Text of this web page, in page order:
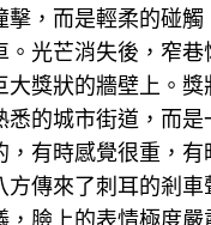
，而是輕柔的碰
光芒消失後，窄
獎狀的牆壁上。
的城市街道，而
有時感覺很重，
傳來了刺耳的剎
臉上的表情極度